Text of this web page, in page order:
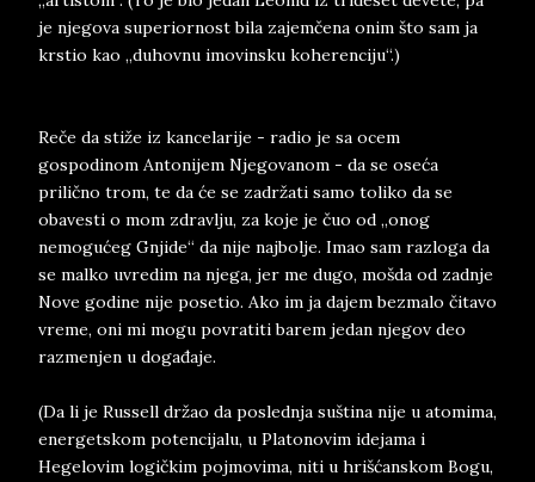
je njegova superiornost bila zajemčena onim što sam ja
krstio kao „duhovnu imovinsku koherenciju“.)
Reče da stiže iz kancelarije - radio je sa ocem
gospodinom Antonijem Njegovanom - da se oseća
prilično trom, te da će se zadržati samo toliko da se
obavesti o mom zdravlju, za koje je čuo od „onog
nemogućeg Gnjide“ da nije najbolje. Imao sam razloga da
se malko uvredim na njega, jer me dugo, mošda od zadnje
Nove godine nije posetio. Ako im ja dajem bezmalo čitavo
vreme, oni mi mogu povratiti barem jedan njegov deo
razmenjen u događaje.
(Da li je Russell držao da poslednja suština nije u atomima,
energetskom potencijalu, u Platonovim idejama i
Hegelovim logičkim pojmovima, niti u hrišćanskom Bogu,